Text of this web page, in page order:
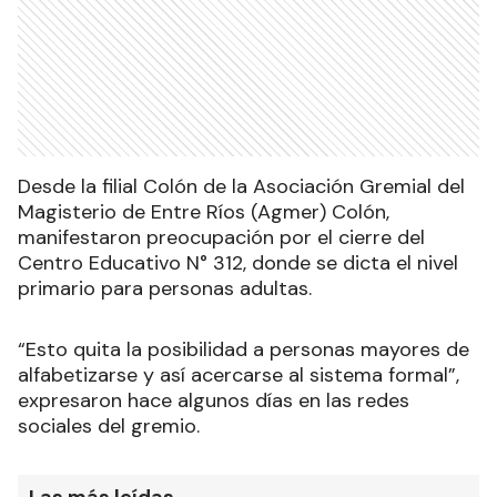
Desde la filial Colón de la Asociación Gremial del
Magisterio de Entre Ríos (Agmer) Colón,
manifestaron preocupación por el cierre del
Centro Educativo N° 312, donde se dicta el nivel
primario para personas adultas.
“Esto quita la posibilidad a personas mayores de
alfabetizarse y así acercarse al sistema formal”,
expresaron hace algunos días en las redes
sociales del gremio.